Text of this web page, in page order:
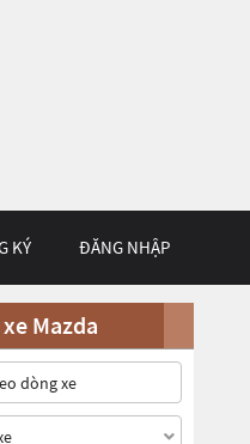
KÝ ĐĂNG NHẬP
Mazda